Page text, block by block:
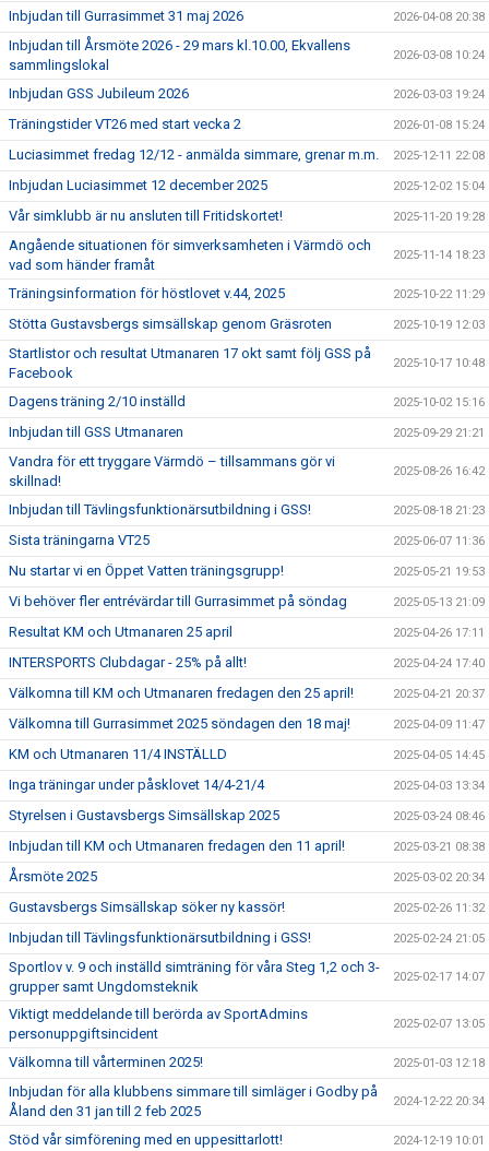
Inbjudan till Gurrasimmet 31 maj 2026 2026-04-08 20:38
Inbjudan till Årsmöte 2026 - 29 mars kl.10.00, Ekvallens
sammlingslokal
2026-03-08 10:24
Inbjudan GSS Jubileum 2026 2026-03-03 19:24
Träningstider VT26 med start vecka 2 2026-01-08 15:24
Luciasimmet fredag 12/12 - anmälda simmare, grenar m.m. 2025-12-11 22:08
Inbjudan Luciasimmet 12 december 2025 2025-12-02 15:04
Vår simklubb är nu ansluten till Fritidskortet! 2025-11-20 19:28
Angående situationen för simverksamheten i Värmdö och
vad som händer framåt
2025-11-14 18:23
Träningsinformation för höstlovet v.44, 2025 2025-10-22 11:29
Stötta Gustavsbergs simsällskap genom Gräsroten 2025-10-19 12:03
Startlistor och resultat Utmanaren 17 okt samt följ GSS på
Facebook
2025-10-17 10:48
Dagens träning 2/10 inställd 2025-10-02 15:16
Inbjudan till GSS Utmanaren 2025-09-29 21:21
Vandra för ett tryggare Värmdö – tillsammans gör vi
skillnad!
2025-08-26 16:42
Inbjudan till Tävlingsfunktionärsutbildning i GSS! 2025-08-18 21:23
Sista träningarna VT25 2025-06-07 11:36
Nu startar vi en Öppet Vatten träningsgrupp! 2025-05-21 19:53
Vi behöver fler entrévärdar till Gurrasimmet på söndag 2025-05-13 21:09
Resultat KM och Utmanaren 25 april 2025-04-26 17:11
INTERSPORTS Clubdagar - 25% på allt! 2025-04-24 17:40
Välkomna till KM och Utmanaren fredagen den 25 april! 2025-04-21 20:37
Välkomna till Gurrasimmet 2025 söndagen den 18 maj! 2025-04-09 11:47
KM och Utmanaren 11/4 INSTÄLLD 2025-04-05 14:45
Inga träningar under påsklovet 14/4-21/4 2025-04-03 13:34
Styrelsen i Gustavsbergs Simsällskap 2025 2025-03-24 08:46
Inbjudan till KM och Utmanaren fredagen den 11 april! 2025-03-21 08:38
Årsmöte 2025 2025-03-02 20:34
Gustavsbergs Simsällskap söker ny kassör! 2025-02-26 11:32
Inbjudan till Tävlingsfunktionärsutbildning i GSS! 2025-02-24 21:05
Sportlov v. 9 och inställd simträning för våra Steg 1,2 och 3-
grupper samt Ungdomsteknik
2025-02-17 14:07
Viktigt meddelande till berörda av SportAdmins
personuppgiftsincident
2025-02-07 13:05
Välkomna till vårterminen 2025! 2025-01-03 12:18
Inbjudan för alla klubbens simmare till simläger i Godby på
Åland den 31 jan till 2 feb 2025
2024-12-22 20:34
Stöd vår simförening med en uppesittarlott! 2024-12-19 10:01